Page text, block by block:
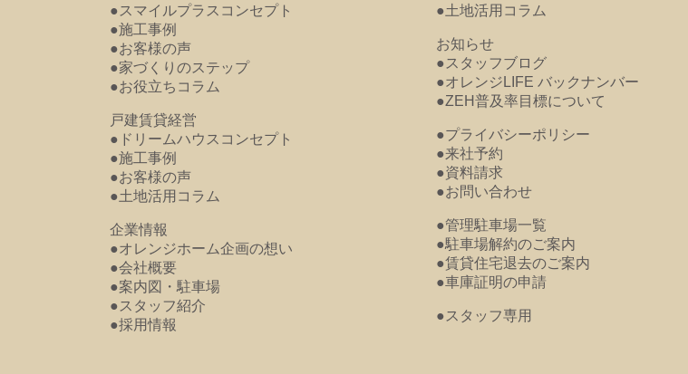
●スマイルプラスコンセプト
●施工事例
●お客様の声
●家づくりのステップ
●お役立ちコラム
戸建賃貸経営
●ドリームハウスコンセプト
●施工事例
●お客様の声
●土地活用コラム
企業情報
●オレンジホーム企画の想い
●会社概要
●案内図・駐車場
●スタッフ紹介
●採用情報
●土地活用コラム
お知らせ
●スタッフブログ
●オレンジLIFE バックナンバー
●ZEH普及率目標について
●プライバシーポリシー
●来社予約
●資料請求
●お問い合わせ
●管理駐車場一覧
●駐車場解約のご案内
●賃貸住宅退去のご案内
●車庫証明の申請
●スタッフ専用